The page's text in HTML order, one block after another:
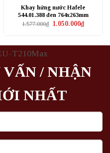
Khay hứng nước Hafele
544.01.388 đen 764x263mm
1.577.000₫ Giá
1.050.000₫Giá
hiện
/ NHẬN
NHẤT